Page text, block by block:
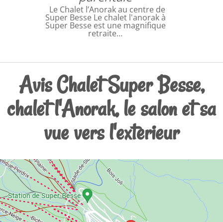
Le Chalet l’Anorak au centre de
Super Besse Le chalet l'anorak à
Super Besse est une magnifique
retraite…
Avis Chalet Super Besse,
chalet l'Anorak, le salon et sa
vue vers l'exterieur